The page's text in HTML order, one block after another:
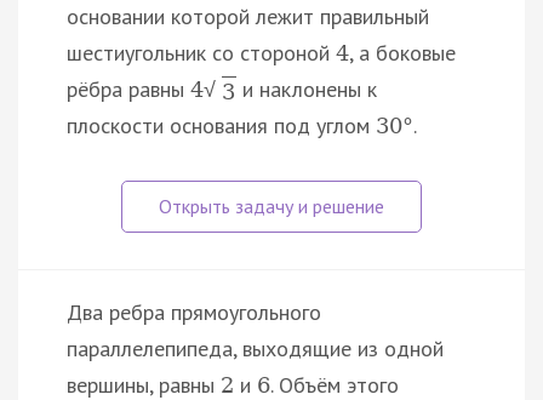
основании которой лежит правильный
шестиугольник со стороной 4, а боковые
рёбра равны 4√ 3 и наклонены к
плоскости основания под углом 30°.
Два ребра прямоугольного
параллелепипеда, выходящие из одной
вершины, равны 2 и 6. Объём этого